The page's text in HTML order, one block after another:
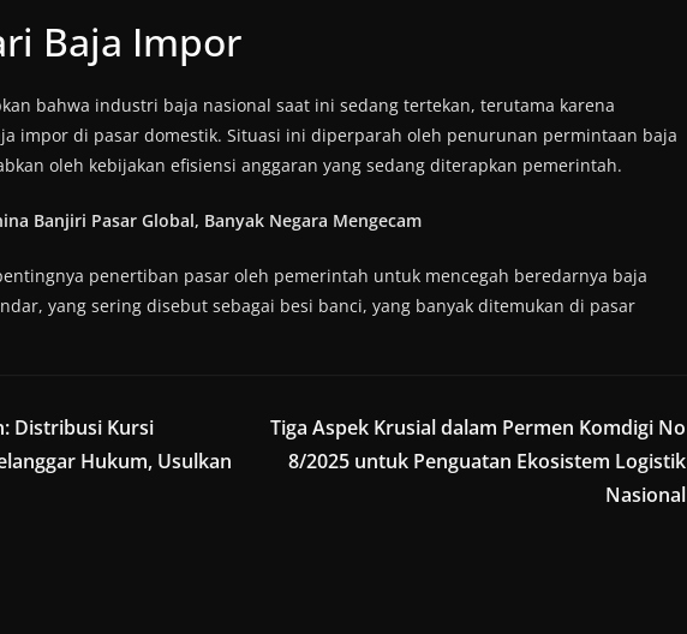
Baja Impor
bahwa industri baja nasional saat ini sedang tertekan, terutama karena
impor di pasar domestik. Situasi ini diperparah oleh penurunan permintaan baja
oleh kebijakan efisiensi anggaran yang sedang diterapkan pemerintah.
Banjiri Pasar Global, Banyak Negara Mengecam
penertiban pasar oleh pemerintah untuk mencegah beredarnya baja
yang sering disebut sebagai besi banci, yang banyak ditemukan di pasar
Distribusi Kursi
Hukum, Usulkan
Tiga Aspek Krusial dalam Permen Komdigi No
8/2025 untuk Penguatan Ekosistem Logistik
Nasional